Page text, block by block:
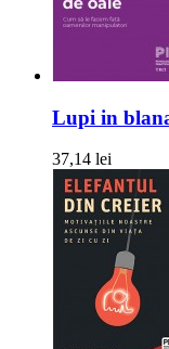
Lupi in
37,14 lei